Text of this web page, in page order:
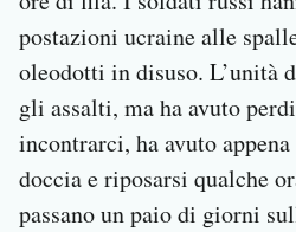
postazioni ucraine alle
oleodotti in disuso. L’unità
gli assalti, ma ha avuto
incontrarci, ha avuto
doccia e riposarsi qualche
passano un paio di giorni